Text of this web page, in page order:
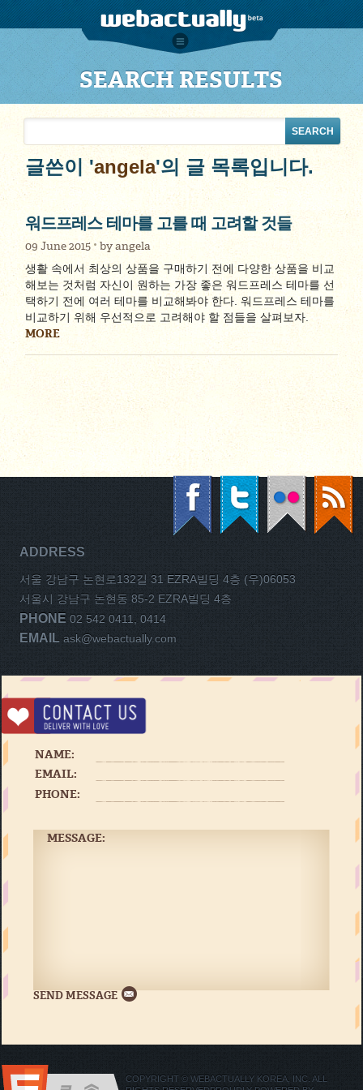
SEARCH RESULTS
글쓴이 'angela'의 글 목록입니다.
워드프레스 테마를 고를 때 고려할 것들
09 June 2015 byangela
생활 속에서 최상의 상품을 구매하기 전에 다양한 상품을 비교
해보는 것처럼 자신이 원하는 가장 좋은 워드프레스 테마를 선
택하기 전에 여러 테마를 비교해봐야 한다. 워드프레스 테마를
비교하기 위해 우선적으로 고려해야 할 점들을 살펴보자.
MORE
ADDRESS
서울 강남구 논현로132길 31 EZRA빌딩 4층 (우)06053
서울시 강남구 논현동 85-2 EZRA빌딩 4층
PHONE 02 542 0411, 0414
EMAIL ask@webactually.com
NAME:
EMAIL:
PHONE:
MESSAGE:
COPYRIGHT © WEBACTUALLY KOREA, INC. ALL